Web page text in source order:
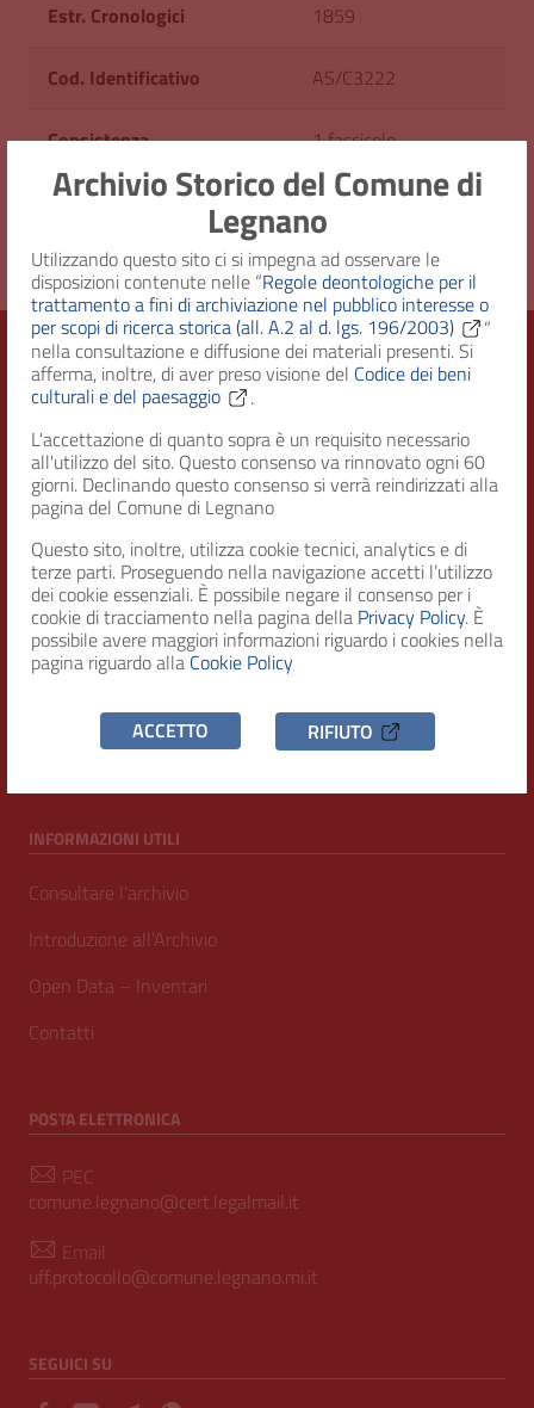
Archivio Storico del Comune di
Legnano
Utilizzando questo sito ci si impegna ad osservare le
disposizioni contenute nelle “Regole deontologiche per il
trattamento a fini di archiviazione nel pubblico interesse o
per scopi di ricerca storica (all. A.2 al d. lgs. 196/2003)
”
nella consultazione e diffusione dei materiali presenti. Si
afferma, inoltre, di aver preso visione del Codice dei beni
culturali e del paesaggio
.
L'accettazione di quanto sopra è un requisito necessario
all'utilizzo del sito. Questo consenso va rinnovato ogni 60
giorni. Declinando questo consenso si verrà reindirizzati alla
pagina del Comune di Legnano
Questo sito, inoltre, utilizza cookie tecnici, analytics e di
terze parti. Proseguendo nella navigazione accetti l’utilizzo
dei cookie essenziali. È possibile negare il consenso per i
cookie di tracciamento nella pagina della Privacy Policy. È
possibile avere maggiori informazioni riguardo i cookies nella
pagina riguardo alla Cookie Policy
ACCETTO RIFIUTO
Estr. Cronologici 1859
Cod. Identificativo AS/C3222
Consistenza 1 fascicolo
Diritto d'accesso Uso pubblico
Città di Legnano – Archivio Storico
RECAPITI
Indirizzo
Piazza San Magno 9
20025, Legnano (MI)
Telefono
(+39) 0331471111
C.F. / P.IVA
00807960158
INFORMAZIONI UTILI
Consultare l’archivio
Introduzione all’Archivio
Open Data – Inventari
Contatti
POSTA ELETTRONICA
PEC
comune.legnano@cert.legalmail.it
Email
uff.protocollo@comune.legnano.mi.it
SEGUICI SU